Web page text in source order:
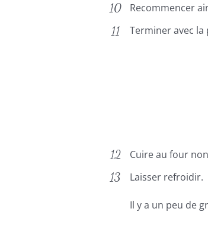
Recommencer
Terminer avec
Cuire au four
Laisser refroidir.
Il y a un peu de